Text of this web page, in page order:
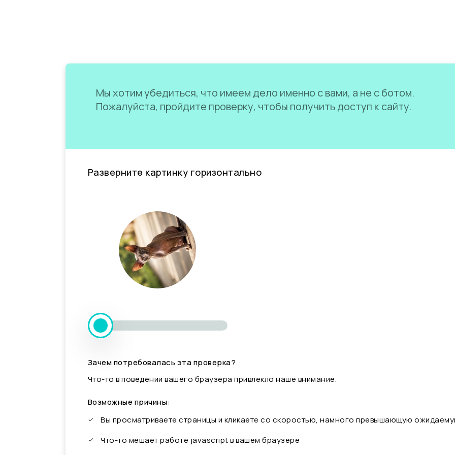
Мы хотим убедиться, что имеем дело именно с вами, а не с ботом.
Пожалуйста, пройдите проверку, чтобы получить доступ к сайту.
Разверните картинку горизонтально
Зачем потребовалась эта проверка?
Что-то в поведении вашего браузера привлекло наше внимание.
Возможные причины:
Вы просматриваете страницы и кликаете со скоростью, намного превышающую
Что-то мешает работе javascript в вашем браузере